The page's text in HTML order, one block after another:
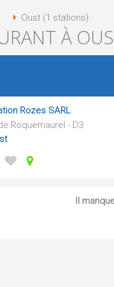
Oust (1 stations)
À
Rozes SARL
Roquemaurel - D3
Il